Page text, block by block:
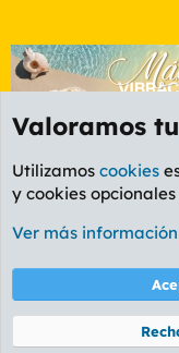
Foro General
Cookies
PL
Valoramos
Utilizamos cookies
y cookies
Ver más